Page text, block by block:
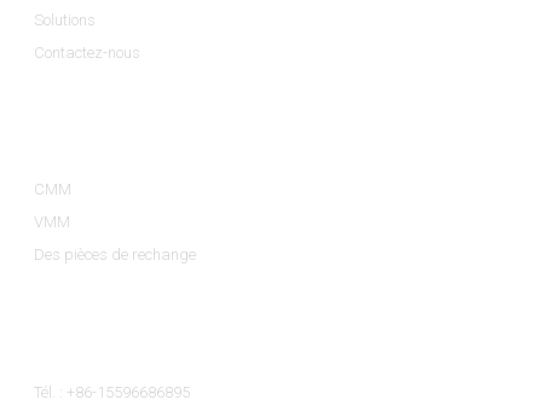
Solutions
Contactez-nous
CMM
VMM
Des pièces de rechange
Tél. : +86-15596686895